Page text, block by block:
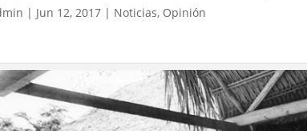
| Jun 12, 2017 | Noticias, Opinión